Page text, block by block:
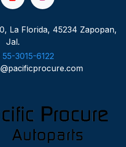
La Florida, 45234 Zapopan,
Jal.
55-3015-6122